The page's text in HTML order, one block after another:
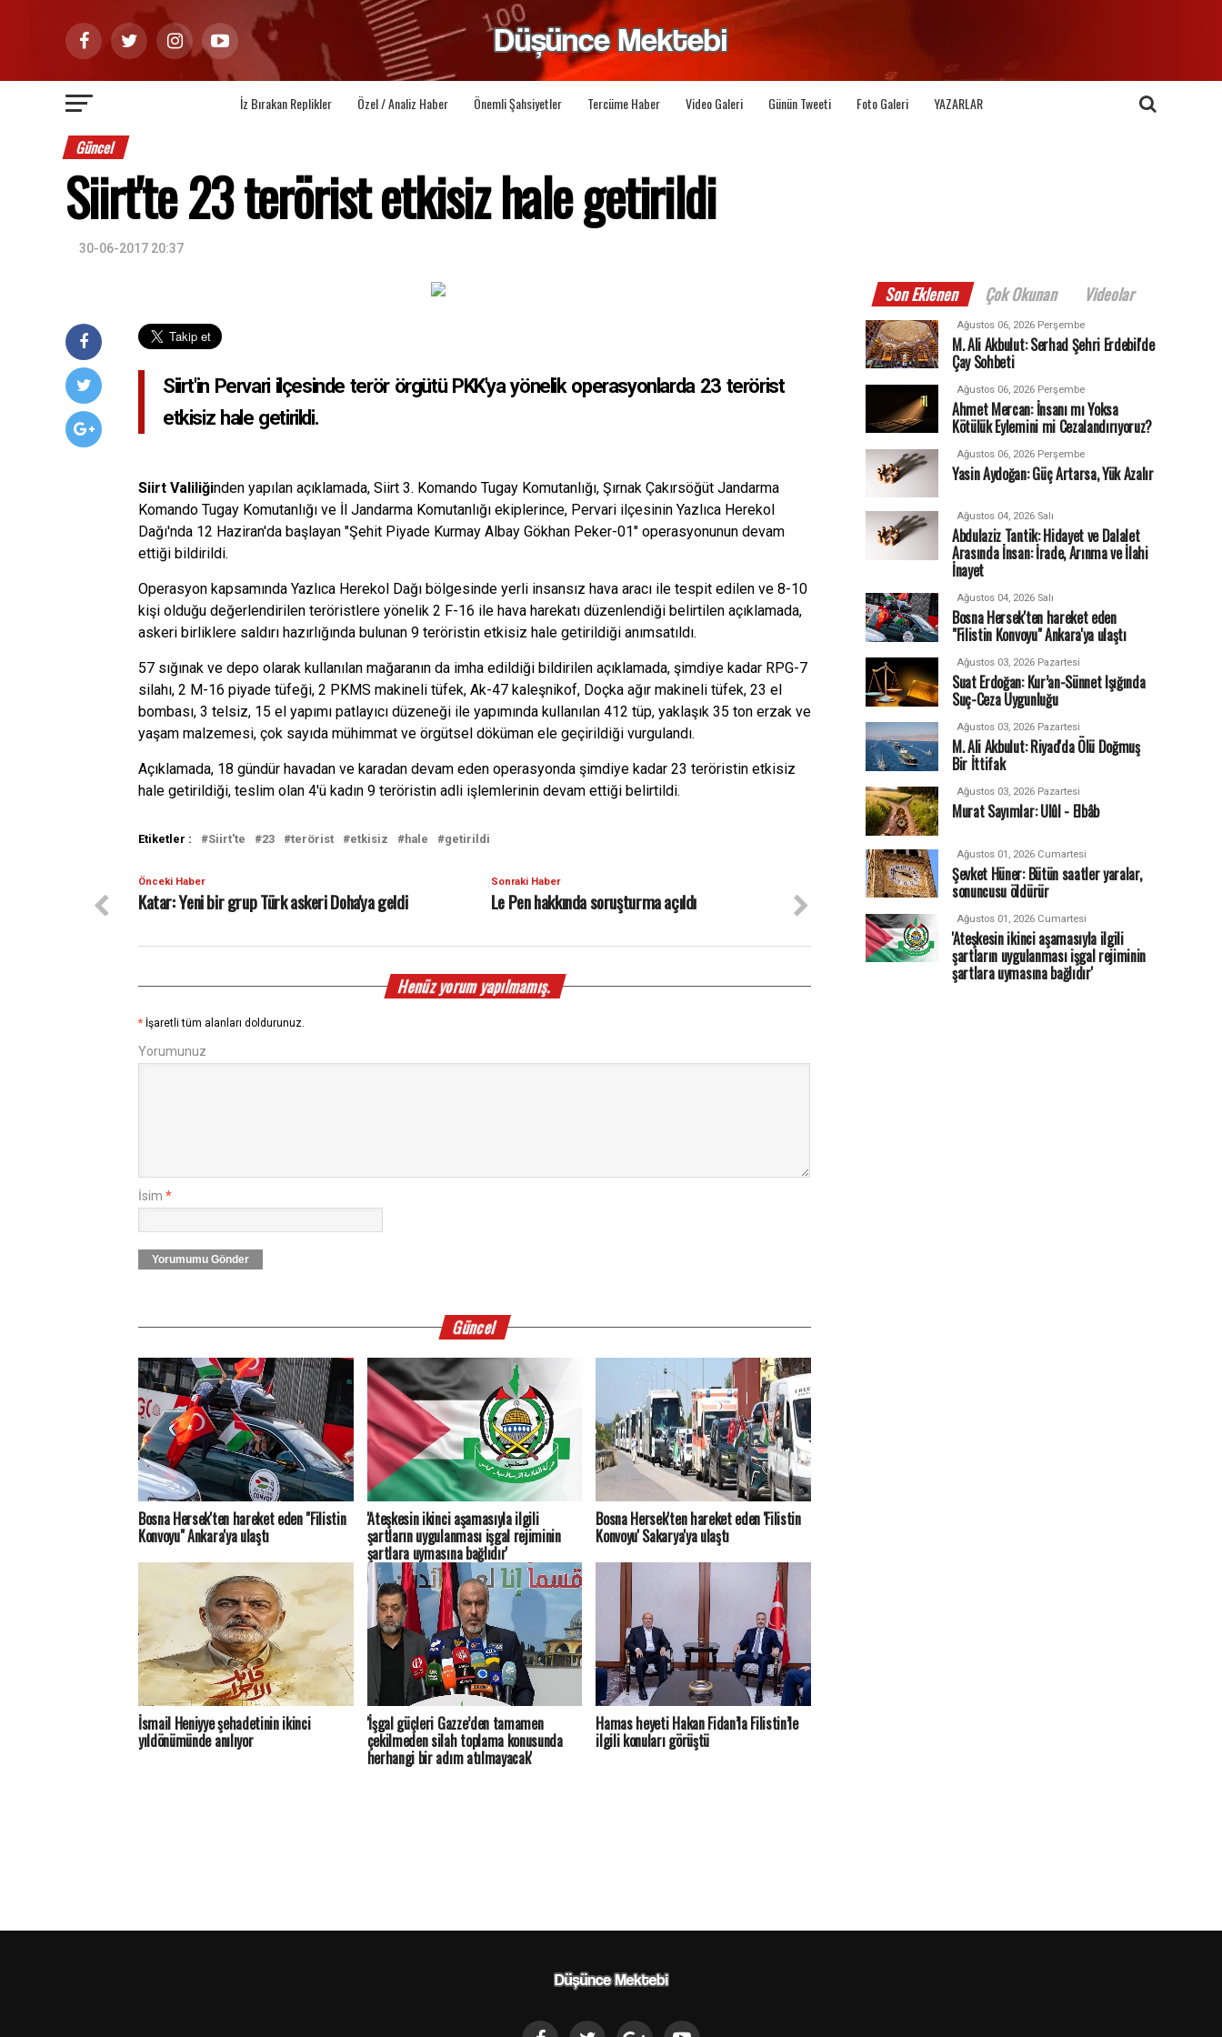
İz Bırakan Replikler Özel / Analiz Haber Önemli Şahsiyetler Tercüme Haber Video Galeri Günün Tweeti Foto Galeri YAZARLAR
Güncel
Siirt'te 23 terörist etkisiz hale getirildi
30-06-2017 20:37
Siirt'in Pervari ilçesinde terör örgütü PKK'ya yönelik operasyonlarda 23 terörist
etkisiz hale getirildi.
Siirt Valiliğinden yapılan açıklamada, Siirt 3. Komando Tugay Komutanlığı, Şırnak Çakırsöğüt Jandarma
Komando Tugay Komutanlığı ve İl Jandarma Komutanlığı ekiplerince, Pervari ilçesinin Yazlıca Herekol
Dağı'nda 12 Haziran'da başlayan "Şehit Piyade Kurmay Albay Gökhan Peker-01" operasyonunun devam
ettiği bildirildi.
Operasyon kapsamında Yazlıca Herekol Dağı bölgesinde yerli insansız hava aracı ile tespit edilen ve 8-10
kişi olduğu değerlendirilen teröristlere yönelik 2 F-16 ile hava harekatı düzenlendiği belirtilen açıklamada,
askeri birliklere saldırı hazırlığında bulunan 9 teröristin etkisiz hale getirildiği anımsatıldı.
57 sığınak ve depo olarak kullanılan mağaranın da imha edildiği bildirilen açıklamada, şimdiye kadar RPG-7
silahı, 2 M-16 piyade tüfeği, 2 PKMS makineli tüfek, Ak-47 kaleşnikof, Doçka ağır makineli tüfek, 23 el
bombası, 3 telsiz, 15 el yapımı patlayıcı düzeneği ile yapımında kullanılan 412 tüp, yaklaşık 35 ton erzak ve
yaşam malzemesi, çok sayıda mühimmat ve örgütsel döküman ele geçirildiği vurgulandı.
Açıklamada, 18 gündür havadan ve karadan devam eden operasyonda şimdiye kadar 23 teröristin etkisiz
hale getirildiği, teslim olan 4'ü kadın 9 teröristin adli işlemlerinin devam ettiği belirtildi.
Etiketler : Siirt'te 23 terörist etkisiz hale getirildi
Önceki Haber
Katar: Yeni bir grup Türk askeri Doha'ya geldi
Sonraki Haber
Le Pen hakkında soruşturma açıldı
Henüz yorum yapılmamış.
* İşaretli tüm alanları doldurunuz.
Yorumunuz
İsim *
Yorumumu Gönder
Güncel
Bosna Hersek'ten hareket eden "Filistin
Konvoyu" Ankara'ya ulaştı
'Ateşkesin ikinci aşamasıyla ilgili
şartların uygulanması işgal rejiminin
şartlara uymasına bağlıdır'
Bosna Hersek'ten hareket eden 'Filistin
Konvoyu' Sakarya'ya ulaştı
İsmail Heniyye şehadetinin ikinci
yıldönümünde anılıyor
'İşgal güçleri Gazze’den tamamen
çekilmeden silah toplama konusunda
herhangi bir adım atılmayacak'
Hamas heyeti Hakan Fidan’la Filistin’le
ilgili konuları görüştü
Son Eklenen Çok Okunan Videolar
Ağustos 06, 2026 Perşembe
M. Ali Akbulut: Serhad Şehri Erdebil'de
Çay Sohbeti
Ağustos 06, 2026 Perşembe
Ahmet Mercan: İnsanı mı Yoksa
Kötülük Eylemini mi Cezalandırıyoruz?
Ağustos 06, 2026 Perşembe
Yasin Aydoğan: Güç Artarsa, Yük Azalır
Ağustos 04, 2026 Salı
Abdulaziz Tantik: Hidayet ve Dalalet
Arasında İnsan: İrade, Arınma ve İlahi
İnayet
Ağustos 04, 2026 Salı
Bosna Hersek'ten hareket eden
"Filistin Konvoyu" Ankara'ya ulaştı
Ağustos 03, 2026 Pazartesi
Suat Erdoğan: Kur’an-Sünnet Işığında
Suç-Ceza Uygunluğu
Ağustos 03, 2026 Pazartesi
M. Ali Akbulut: Riyad'da Ölü Doğmuş
Bir İttifak
Ağustos 03, 2026 Pazartesi
Murat Sayımlar: Ulûl - Elbâb
Ağustos 01, 2026 Cumartesi
Şevket Hüner: Bütün saatler yaralar,
sonuncusu öldürür
Ağustos 01, 2026 Cumartesi
'Ateşkesin ikinci aşamasıyla ilgili
şartların uygulanması işgal rejiminin
şartlara uymasına bağlıdır'